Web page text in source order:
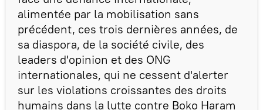
alimentée par la mobilisation sans
précédent, ces trois dernières années, de
sa diaspora, de la société civile, des
leaders d'opinion et des ONG
internationales, qui ne cessent d'alerter
sur les violations croissantes des droits
humains dans la lutte contre Boko Haram